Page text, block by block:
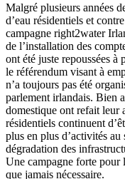
Malgré plusieurs années
d’eau résidentiels et
campagne right2water
de l’installation des
ont été juste repoussées
le référendum visant à
n’a toujours pas été
parlement irlandais. Bien
domestique ont refait leur
résidentiels continuent
plus en plus d’activités
dégradation des
Une campagne forte pour
que jamais nécessaire.